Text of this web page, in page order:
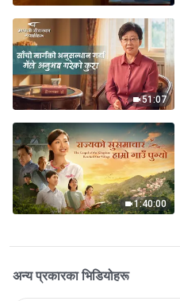
51:07
1:40:00
अन्य प्रकारका भिडियोहरू